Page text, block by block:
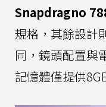
Snapdragno
規格，其餘設計
同，鏡頭配置與
記憶體僅提供